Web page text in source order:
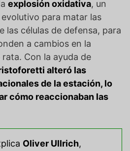
explosión oxidativa, un
para matar las
las células de defensa, para
a cambios en la
Con la ayuda de
alteró las
de la estación, lo
cómo reaccionaban las
Oliver Ullrich,